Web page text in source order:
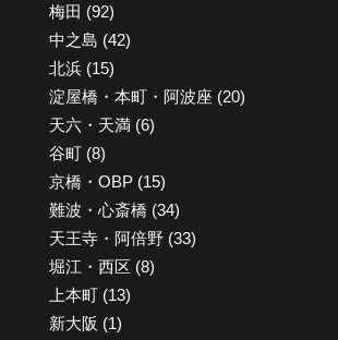
梅田 (92)
中之島 (42)
北浜 (15)
淀屋橋・本町・阿波座 (20)
天六・天満 (6)
谷町 (8)
京橋・OBP (15)
難波・心斎橋 (34)
天王寺・阿倍野 (33)
堀江・西区 (8)
上本町 (13)
新大阪 (1)